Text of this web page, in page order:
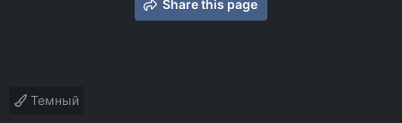
Share this page
Темный